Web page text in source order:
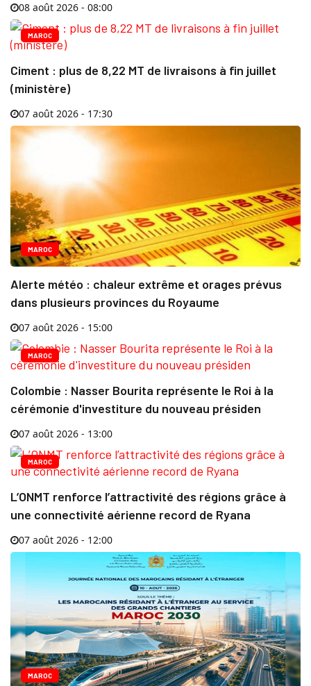
08 août 2026 - 08:00
MAROC
Ciment : plus de 8,22 MT de livraisons à fin juillet
(ministère)
07 août 2026 - 17:30
MAROC
Alerte météo : chaleur extrême et orages prévus
dans plusieurs provinces du Royaume
07 août 2026 - 15:00
MAROC
Colombie : Nasser Bourita représente le Roi à la
cérémonie d'investiture du nouveau présiden
07 août 2026 - 13:00
MAROC
L’ONMT renforce l’attractivité des régions grâce à
une connectivité aérienne record de Ryana
07 août 2026 - 12:00
MAROC